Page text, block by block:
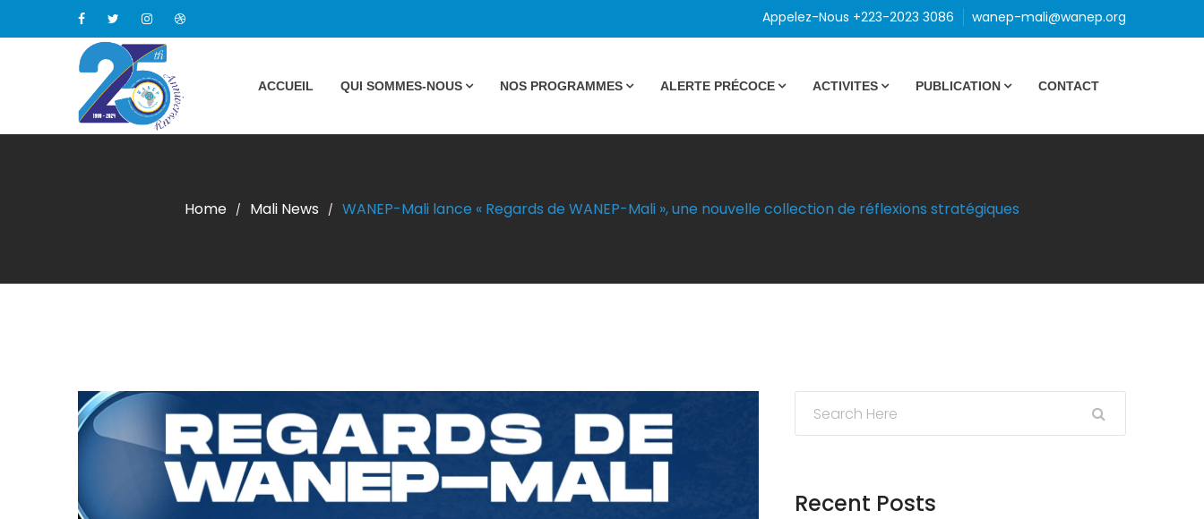
Appelez-Nous +223-2023 3086 wanep-mali@wanep.org
ACCUEIL QUI SOMMES-NOUS NOS PROGRAMMES ALERTE PRÉCOCE ACTIVITES PUBLICATION CONTACT
Home / Mali News / WANEP-Mali lance « Regards de WANEP-Mali », une nouvelle collection de réflexions stratégiques
Recent Posts